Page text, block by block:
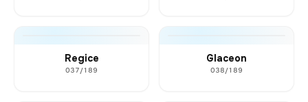
Regice
037/189
Glaceon
038/189